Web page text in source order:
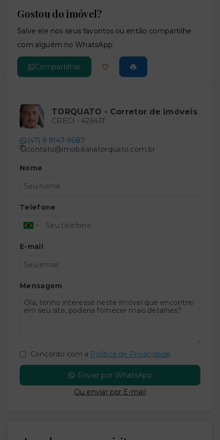
Gostou do imóvel?
Salve ele nos seus favoritos ou então compartilhe
com alguém no WhatsApp:
Compartilhar
TORQUATO - Corretor de Imóveis
CRECI - 42643f
(47) 9 9147-9687
contato@imobiliariatorquato.com.br
Nome
Telefone
E-mail
Mensagem
Concordo com a Política de Privacidade
Enviar por WhatsApp
Ou enviar por E-mail